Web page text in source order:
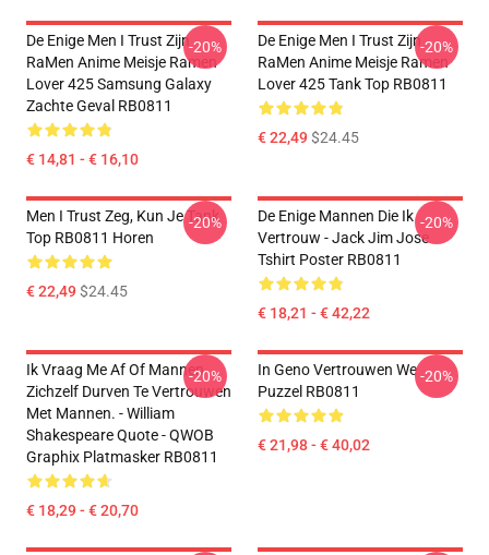
De Enige Men I Trust Zijn
RaMen Anime Meisje Ramen
Lover 425 Samsung Galaxy
Zachte Geval RB0811
€ 14,81 - € 16,10
-20%
De Enige Men I Trust Zijn
RaMen Anime Meisje Ramen
Lover 425 Tank Top RB0811
€ 22,49$24.45
-20%
Men I Trust Zeg, Kun Je Tank
Top RB0811 Horen
€ 22,49$24.45
-20%
De Enige Mannen Die Ik
Vertrouw - Jack Jim Jose
Tshirt Poster RB0811
€ 18,21 - € 42,22
-20%
Ik Vraag Me Af Of Mannen
Zichzelf Durven Te Vertrouwen
Met Mannen. - William
Shakespeare Quote - QWOB
Graphix Platmasker RB0811
€ 18,29 - € 20,70
-20%
In Geno Vertrouwen We
Puzzel RB0811
€ 21,98 - € 40,02
-20%